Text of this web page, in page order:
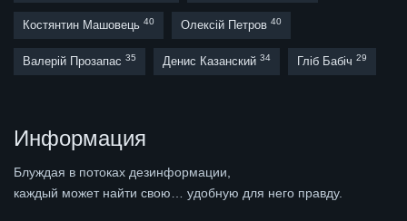
Костянтин Машовець 40 Олексій Петров 40
Валерій Прозапас 35 Денис Казанский 34 Гліб Бабіч 29
Информация
Блуждая в потоках дезинформации,
каждый может найти свою… удобную для него правду.